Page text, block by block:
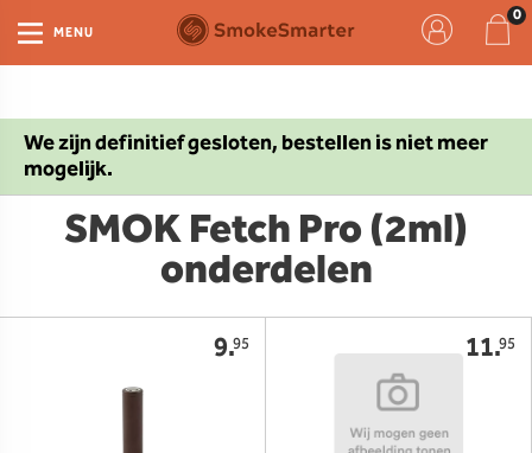
We zijn definitief gesloten, bestellen is niet meer
mogelijk.
MENU
SMOK Fetch Pro (2ml)
onderdelen
9.95 11.95